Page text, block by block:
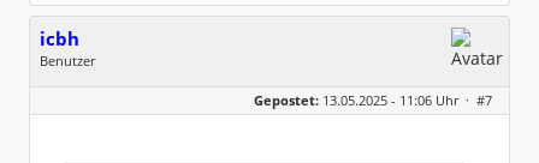
icbh
Benutzer
Geschlecht:
keine Angabe
Dabei seit:
05 / 2020
Gepostet: 13.05.2025 - 11:06 Uhr · #7